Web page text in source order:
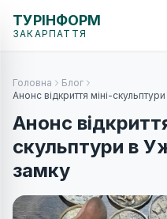
ТУРІНФОРМ
ЗАКАРПАТТЯ
Головна
Блог
Анонс відкриття міні-
Анонс
скульптури в
замку